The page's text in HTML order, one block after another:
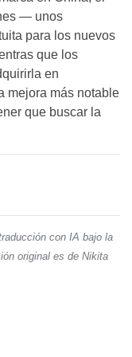
— unos
para los nuevos
que los
en
mejora más notable
que buscar la
con IA bajo la
original es de Nikita